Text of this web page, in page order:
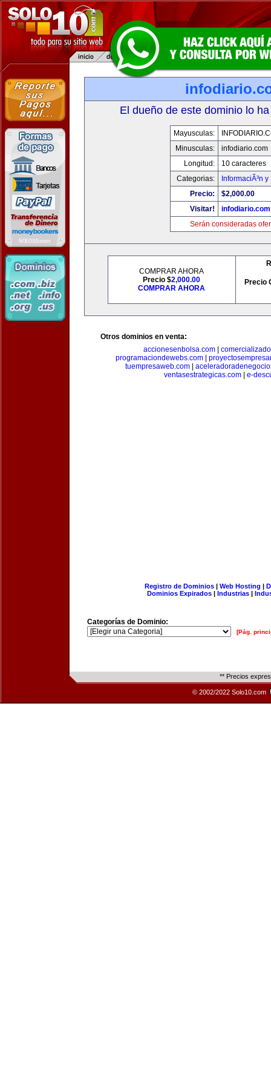
El dueño de este dominio lo
Mayusculas:
Minusculas:
infodiario.com
Longitud:
10 caracteres
Categorias:
InformaciÃ³n
Precio:
$2,000.00
Visitar!
infodiario.com
Serán consideradas
COMPRAR AHORA
Precio $2,000.00
COMPRAR AHORA
Precio
Otros dominios en venta:
accionesenbolsa.com
programaciondewebs.com
tuempresaweb.com
ventasestrategicas.com| e-
Registro de Dominios| Web Hosting |
Dominios Expirados | Industrias |
Categorías de Dominio:
[Pág.
** Precios
© 2002/2022 Solo10.com